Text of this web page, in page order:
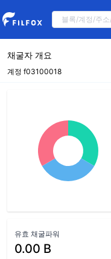
채굴자 개요
계정 f03100018
유효 채굴파워
0.00 B